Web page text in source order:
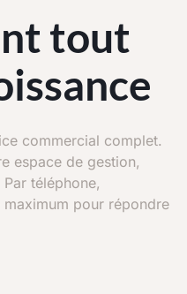
tout
commercial complet.
espace de gestion,
téléphone,
pour répondre